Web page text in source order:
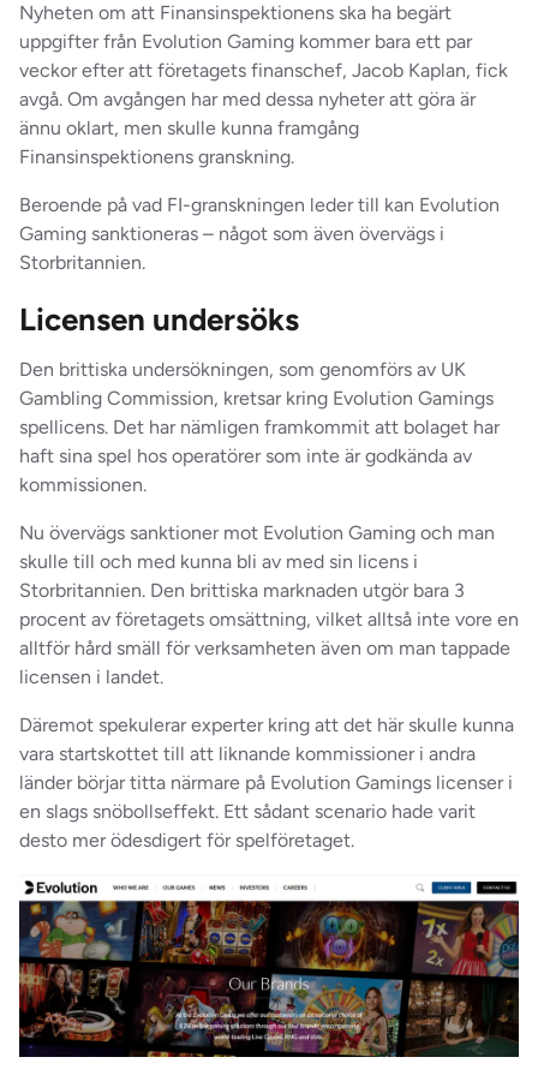
Nyheten om att Finansinspektionens ska ha begärt
uppgifter från Evolution Gaming kommer bara ett par
veckor efter att företagets finanschef, Jacob Kaplan, fick
avgå. Om avgången har med dessa nyheter att göra är
ännu oklart, men skulle kunna framgång
Finansinspektionens granskning.
Beroende på vad FI-granskningen leder till kan Evolution
Gaming sanktioneras – något som även övervägs i
Storbritannien.
Licensen undersöks
Den brittiska undersökningen, som genomförs av UK
Gambling Commission, kretsar kring Evolution Gamings
spellicens. Det har nämligen framkommit att bolaget har
haft sina spel hos operatörer som inte är godkända av
kommissionen.
Nu övervägs sanktioner mot Evolution Gaming och man
skulle till och med kunna bli av med sin licens i
Storbritannien. Den brittiska marknaden utgör bara 3
procent av företagets omsättning, vilket alltså inte vore en
alltför hård smäll för verksamheten även om man tappade
licensen i landet.
Däremot spekulerar experter kring att det här skulle kunna
vara startskottet till att liknande kommissioner i andra
länder börjar titta närmare på Evolution Gamings licenser i
en slags snöbollseffekt. Ett sådant scenario hade varit
desto mer ödesdigert för spelföretaget.